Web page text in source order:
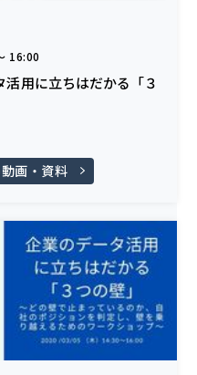
16:00
用に立ちはだかる「３
画・資料